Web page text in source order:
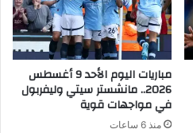
مباريات اليوم الأحد 9 أغسطس
2026.. مانشستر سيتي وليفربول
في مواجهات قوية
منذ 6 ساعات